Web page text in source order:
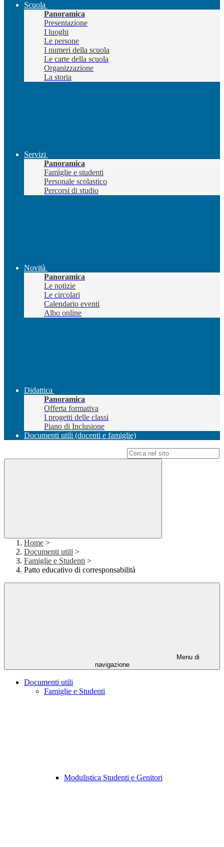
Scuola
Panoramica
Presentazione
I luoghi
Le persone
I numeri della scuola
Le carte della scuola
Organizzazione
La storia
Servizi
Panoramica
Famiglie e studenti
Personale scolastico
Percorsi di studio
Novità
Panoramica
Le notizie
Le circolari
Calendario eventi
Albo online
Didattica
Panoramica
Offerta formativa
I progetti delle classi
Piano di Inclusione
Documenti utili (docenti e famiglie)
Home >
Documenti utili >
Famiglie e Studenti >
Patto educativo di corresponsabilità
Menu di
navigazione
Documenti utili
Famiglie e Studenti
Modulistica Studenti e Genitori